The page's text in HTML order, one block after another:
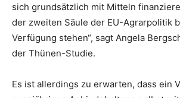
sich grundsätzlich mit Mitteln
der zweiten Säule der EU-Agrarpolitik
Verfügung stehen“, sagt Angela
der Thünen-Studie.
Es ist allerdings zu erwarten, dass ein